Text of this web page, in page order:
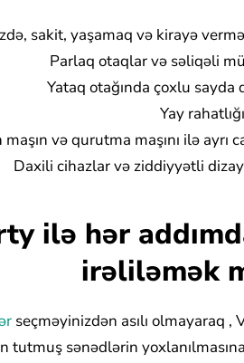
sakit, yaşamaq və kirayə
Parlaq otaqlar və səliqəli
Yataq otağında çoxlu sayda
Yay
və qurutma maşını ilə ayrı
Daxili cihazlar və ziddiyyətli
ilə hər
irəliləmək
seçməyinizdən asılı olmayaraq
sənədlərin